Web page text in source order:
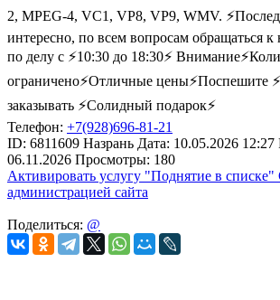
2, MPEG-4, VC1, VP8, VP9, WMV.
интересно, по всем вопросам обращаться к
по делу с ⚡10:30 до 18:30⚡
ограничено⚡Отличные цены⚡Поспешите
заказывать ⚡Солидный подарок⚡
Телефон: +7(928)696-81-21
ID: 6811609 Назрань Дата: 10.05.2026 12:27
06.11.2026 Просмотры: 180
Активировать услугу "Поднятие в списке"
администрацией сайта
Поделиться: @